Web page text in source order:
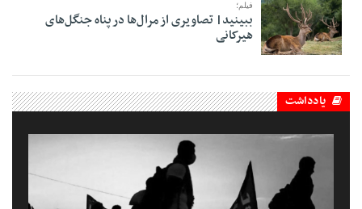
فیلم؛
ببینید| تصاویری از مرال‌ها در پناه جنگل‌های
هیرکانی
یادداشت